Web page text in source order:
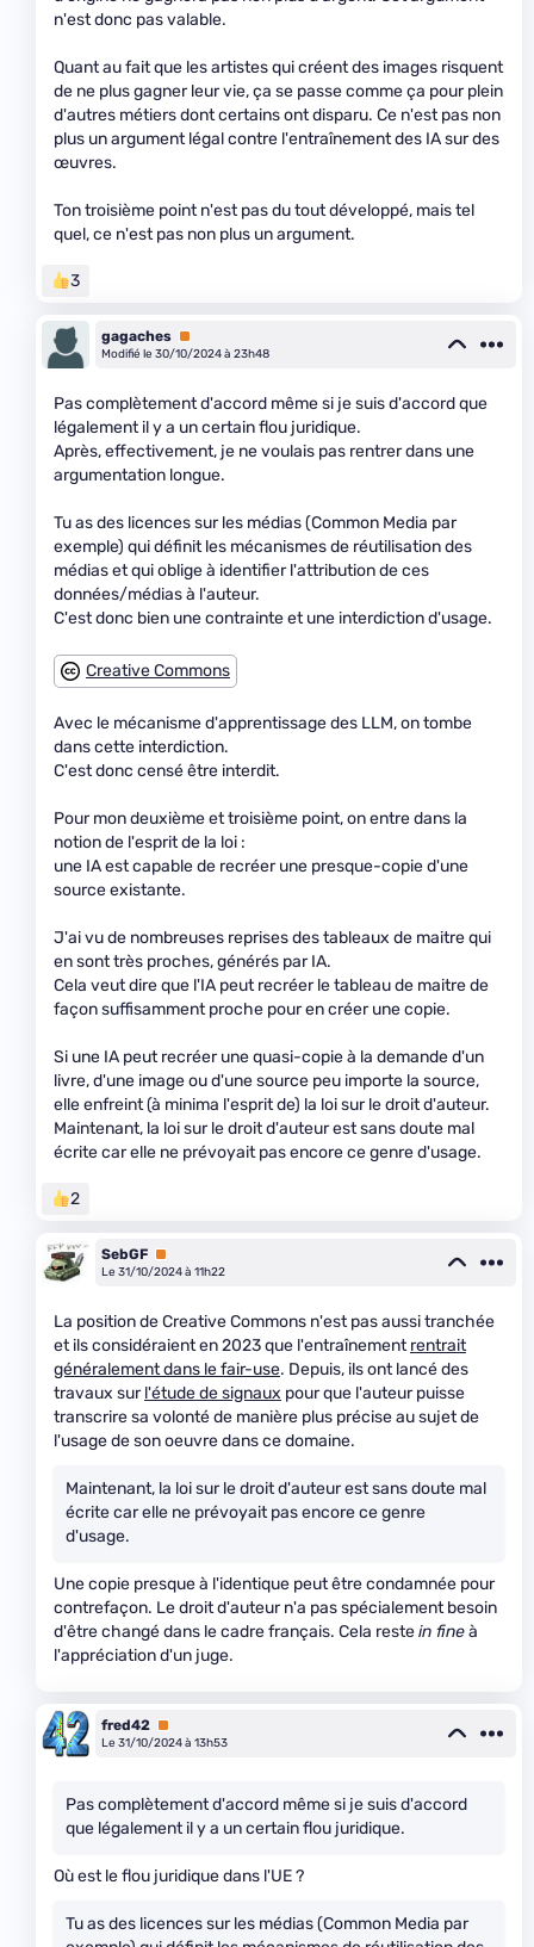
n'est donc pas valable.
Quant au fait que les artistes qui créent des images risquent
de ne plus gagner leur vie, ça se passe comme ça pour plein
d'autres métiers dont certains ont disparu. Ce n'est pas non
plus un argument légal contre l'entraînement des IA sur des
œuvres.
Ton troisième point n'est pas du tout développé, mais tel
quel, ce n'est pas non plus un argument.
3
gagaches Premium
Modifié le 30/10/2024 à 23h48
Pas complètement d'accord même si je suis d'accord que
légalement il y a un certain flou juridique.
Après, effectivement, je ne voulais pas rentrer dans une
argumentation longue.
Tu as des licences sur les médias (Common Media par
exemple) qui définit les mécanismes de réutilisation des
médias et qui oblige à identifier l'attribution de ces
données/médias à l'auteur.
C'est donc bien une contrainte et une interdiction d'usage.
Creative Commons
Avec le mécanisme d'apprentissage des LLM, on tombe
dans cette interdiction.
C'est donc censé être interdit.
Pour mon deuxième et troisième point, on entre dans la
notion de l'esprit de la loi :
une IA est capable de recréer une presque-copie d'une
source existante.
J'ai vu de nombreuses reprises des tableaux de maitre qui
en sont très proches, générés par IA.
Cela veut dire que l'IA peut recréer le tableau de maitre de
façon suffisamment proche pour en créer une copie.
Si une IA peut recréer une quasi-copie à la demande d'un
livre, d'une image ou d'une source peu importe la source,
elle enfreint (à minima l'esprit de) la loi sur le droit d'auteur.
Maintenant, la loi sur le droit d'auteur est sans doute mal
écrite car elle ne prévoyait pas encore ce genre d'usage.
2
SebGF Premium
Le 31/10/2024 à 11h22
La position de Creative Commons n'est pas aussi tranchée
et ils considéraient en 2023 que l'entraînementrentrait
généralement dans le fair-use. Depuis, ils ont lancé des
travaux surl'étude de signaux pour que l'auteur puisse
transcrire sa volonté de manière plus précise au sujet de
l'usage de son oeuvre dans ce domaine.
Maintenant, la loi sur le droit d'auteur est sans doute mal
écrite car elle ne prévoyait pas encore ce genre
d'usage.
Une copie presque à l'identique peut être condamnée pour
contrefaçon. Le droit d'auteur n'a pas spécialement besoin
d'être changé dans le cadre français. Cela restein fineà
l'appréciation d'un juge.
fred42 Premium
Le 31/10/2024 à 13h53
Pas complètement d'accord même si je suis d'accord
que légalement il y a un certain flou juridique.
Où est le flou juridique dans l'UE ?
Tu as des licences sur les médias (Common Media par